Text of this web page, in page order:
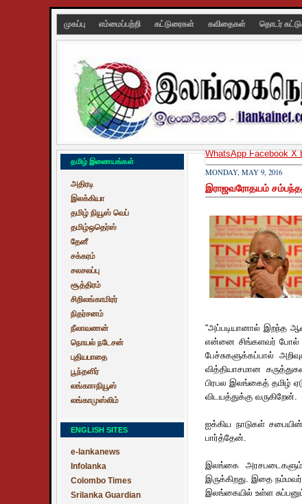
முகப்பு எம்மைப்பற்றி கட்டுரைகள் கவிதைகள் தொடர்
தமிழ் இணையங்கள்
அதிரடி
இலக்கியா
தமிழ் நியூஸ் வெப்
தமிழ்ஒதெர்ஸ்
தேனீ
சக்கரம்
சலசலப்பு
சூத்திரம்
சிறிலங்காமிரர்
நிதர்சனம்
நீலாவணன்
நொயல் நடேசன்
புதியபாதை
பூந்தளிர்
லங்காஈநியூஸ்
லங்காமுஸ்லிம்
ENGLISH SITES
e-lankanews
Infolanka
Colombo Times
Srilanka Guardian
MONDAY, MAY 9, 2016
இராஜவரோதயம்
“அப்படியானால் இறந்த
என்னை சிங்களவர் போல்
பேச்சுகளுக்கப்பால்
வித்தியாசமான
பிரபல இலங்கைத் தமிழ்
விடயத்துக்கு வருகிறேன்.
ஐக்கிய நாடுகள்
பார்த்தேன்.
இலங்கை அரசபடைகளும்
இருக்கிறது. இதை
இலங்கையில் உள்ள
WhatsAppFacebookX